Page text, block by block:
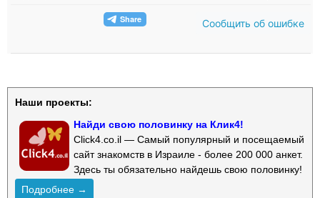
Сообщить об ошибке
Наши проекты:
Найди свою половинку на Клик4!
Click4.co.il — Самый популярный и посещаемый
сайт знакомств в Израиле - более 200 000 анкет.
Здесь ты обязательно найдешь свою половинку!
Подробнее →